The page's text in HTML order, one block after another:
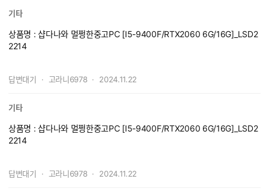
기타
상품명 : 샵다나와 멀쩡한중고PC [I5-9400F/RTX2060 6G/16G]_LSD2
2214
떠서 hdmi dp선 으로 했더니 화면이 좀
Dp to dp로 해야하나요??
답변대기 고라니6978 2024.11.22
기타
상품명 : 샵다나와 멀쩡한중고PC [I5-9400F/RTX2060 6G/16G]_LSD2
2214
모니터 출력이 안되는데
답변대기 고라니6978 2024.11.22